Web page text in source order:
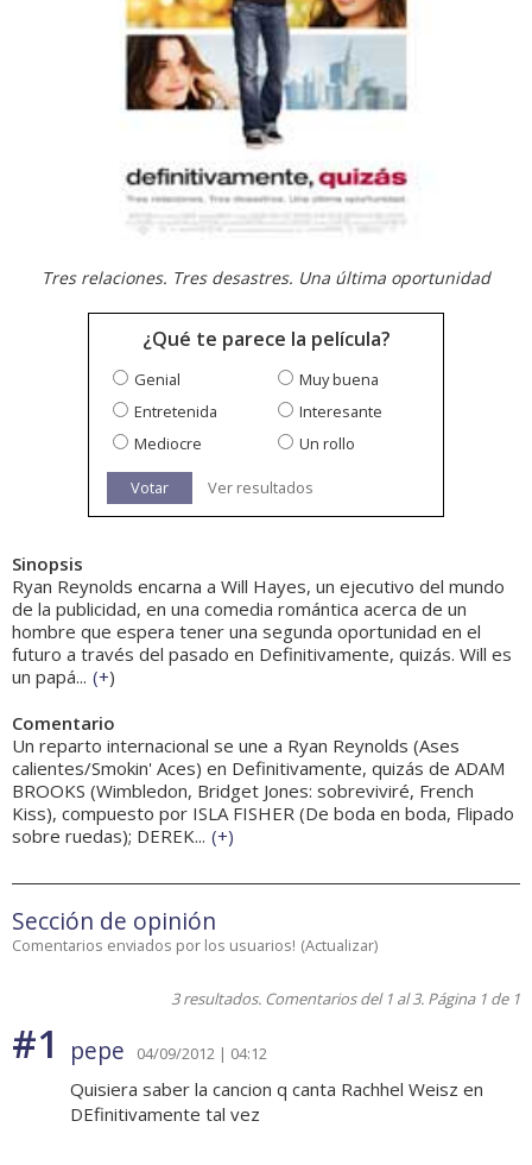
Tres relaciones. Tres desastres. Una última oportunidad
¿Qué te parece la película?
Genial
Muy buena
Entretenida
Interesante
Mediocre
Un rollo
Votar Ver resultados
Sinopsis
Ryan Reynolds encarna a Will Hayes, un ejecutivo del mundo
de la publicidad, en una comedia romántica acerca de un
hombre que espera tener una segunda oportunidad en el
futuro a través del pasado en Definitivamente, quizás. Will es
un papá... (+)
Comentario
Un reparto internacional se une a Ryan Reynolds (Ases
calientes/Smokin' Aces) en Definitivamente, quizás de ADAM
BROOKS (Wimbledon, Bridget Jones: sobreviviré, French
Kiss), compuesto por ISLA FISHER (De boda en boda, Flipado
sobre ruedas); DEREK... (+)
Sección de opinión
Comentarios enviados por los usuarios! (Actualizar)
3 resultados. Comentarios del 1 al 3. Página 1 de 1
#1 pepe 04/09/2012 | 04:12
Quisiera saber la cancion q canta Rachhel Weisz en
DEfinitivamente tal vez